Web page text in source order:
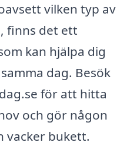
vilken typ av
finns det ett
kan hjälpa dig
dag. Besök
för att hitta
och gör någon
vacker bukett.